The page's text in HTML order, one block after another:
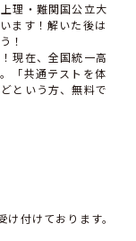
理・難関国公立大
ます！解いた後は
！
現在、全国統一高
「共通テストを体
という方、無料で
付けております。